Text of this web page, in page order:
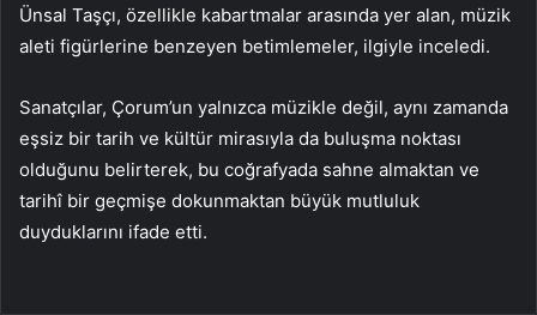
Ünsal Taşçı, özellikle kabartmalar arasında yer alan, müzik
aleti figürlerine benzeyen betimlemeler, ilgiyle inceledi.
Sanatçılar, Çorum’un yalnızca müzikle değil, aynı zamanda
eşsiz bir tarih ve kültür mirasıyla da buluşma noktası
olduğunu belirterek, bu coğrafyada sahne almaktan ve
tarihî bir geçmişe dokunmaktan büyük mutluluk
duyduklarını ifade etti.